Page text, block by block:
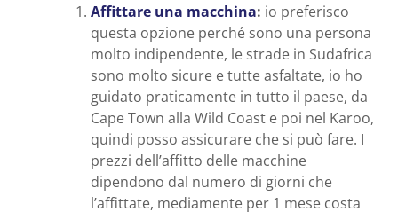
Affittare una macchina: io preferisco
questa opzione perché sono una persona
molto indipendente, le strade in Sudafrica
sono molto sicure e tutte asfaltate, io ho
guidato praticamente in tutto il paese, da
Cape Town alla Wild Coast e poi nel Karoo,
quindi posso assicurare che si può fare. I
prezzi dell’affitto delle macchine
dipendono dal numero di giorni che
l’affittate, mediamente per 1 mese costa